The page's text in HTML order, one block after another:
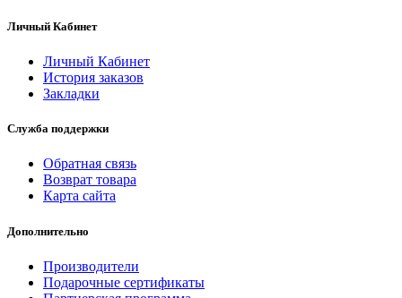
Личный Кабинет
Личный Кабинет
История заказов
Закладки
Служба поддержки
Обратная связь
Возврат товара
Карта сайта
Дополнительно
Производители
Подарочные сертификаты